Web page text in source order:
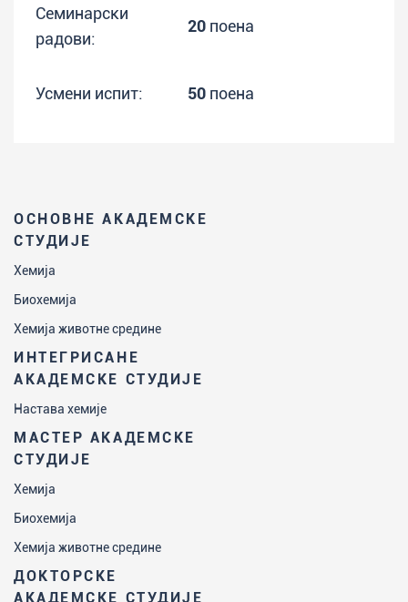
ОСНОВНЕ АКАДЕМСКЕ
СТУДИЈЕ
Хемија
Биохемија
Хемија животне средине
ИНТЕГРИСАНЕ
АКАДЕМСКЕ СТУДИЈЕ
Настава хемије
МАСТЕР АКАДЕМСКЕ
СТУДИЈЕ
Хемија
Биохемија
Хемија животне средине
ДОКТОРСКЕ
АКАДЕМСКЕ СТУДИЈЕ
Семинарски
радови:
20 поена
Усмени испит: 50 поена